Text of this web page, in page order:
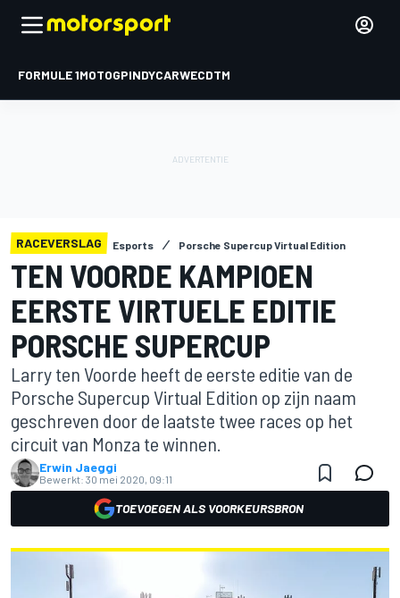
FORMULE 1MOTOGPINDYCARWECDTM
RACEVERSLAG Esports Porsche Supercup Virtual Edition
TEN VOORDE KAMPIOEN
EERSTE VIRTUELE EDITIE
PORSCHE SUPERCUP
Larry ten Voorde heeft de eerste editie van de
Porsche Supercup Virtual Edition op zijn naam
geschreven door de laatste twee races op het
circuit van Monza te winnen.
Erwin Jaeggi
Bewerkt: 30 mei 2020, 09:11
TOEVOEGEN ALS VOORKEURSBRON